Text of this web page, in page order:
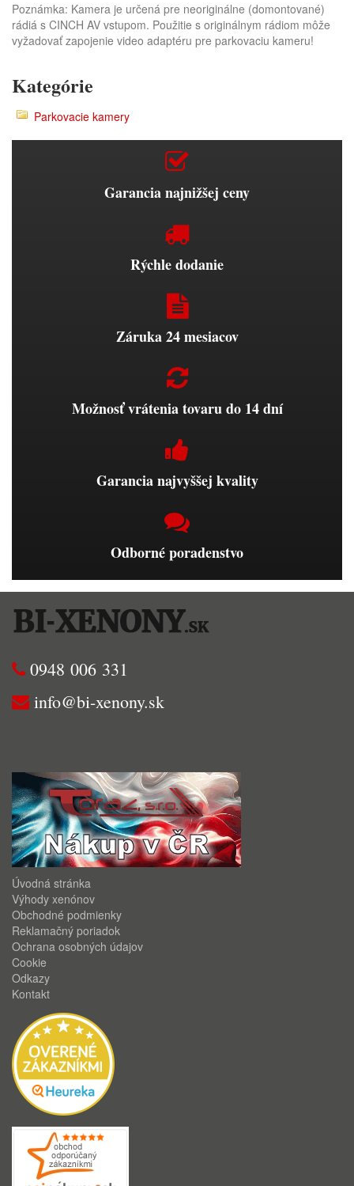
Poznámka: Kamera je určená pre neoriginálne (domontované)
rádiá s CINCH AV vstupom. Použitie s originálnym rádiom môže
vyžadovať zapojenie video adaptéru pre parkovaciu kameru!
Kategórie
Parkovacie kamery
Garancia najnižšej ceny
Rýchle dodanie
Záruka 24 mesiacov
Možnosť vrátenia tovaru do 14 dní
Garancia najvyššej kvality
Odborné poradenstvo
0948 006 331
info@bi-xenony.sk
Úvodná stránka
Výhody xenónov
Obchodné podmienky
Reklamačný poriadok
Ochrana osobných údajov
Cookie
Odkazy
Kontakt